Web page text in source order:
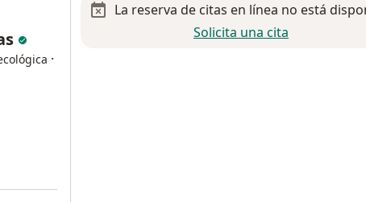
·
La reserva de citas en línea no está
Solicita una cita